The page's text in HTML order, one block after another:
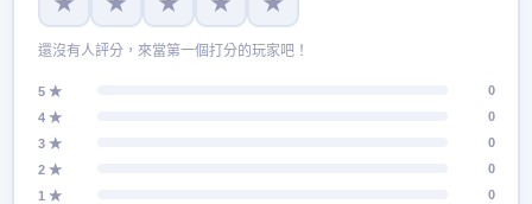
還沒有人評分，來當第一個打分的玩家吧！
5 ★
0
4 ★
0
3 ★
0
2 ★
0
1 ★
0